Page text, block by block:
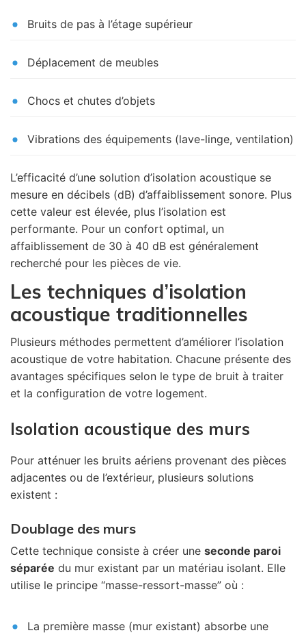
Bruits de pas à l’étage supérieur
Déplacement de meubles
Chocs et chutes d’objets
Vibrations des équipements (lave-linge, ventilation)
L’efficacité d’une solution d’isolation acoustique se
mesure en décibels (dB) d’affaiblissement sonore. Plus
cette valeur est élevée, plus l’isolation est
performante. Pour un confort optimal, un
affaiblissement de 30 à 40 dB est généralement
recherché pour les pièces de vie.
Les techniques d’isolation
acoustique traditionnelles
Plusieurs méthodes permettent d’améliorer l’isolation
acoustique de votre habitation. Chacune présente des
avantages spécifiques selon le type de bruit à traiter
et la configuration de votre logement.
Isolation acoustique des murs
Pour atténuer les bruits aériens provenant des pièces
adjacentes ou de l’extérieur, plusieurs solutions
existent :
Doublage des murs
Cette technique consiste à créer une seconde paroi
séparée du mur existant par un matériau isolant. Elle
utilise le principe “masse-ressort-masse” où :
La première masse (mur existant) absorbe une